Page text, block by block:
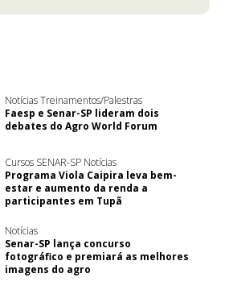
Notícias Treinamentos/Palestras
Faesp e Senar-SP lideram dois
debates do Agro World Forum
Cursos SENAR-SP Notícias
Programa Viola Caipira leva bem-
estar e aumento da renda a
participantes em Tupã
Notícias
Senar-SP lança concurso
fotográfico e premiará as melhores
imagens do agro